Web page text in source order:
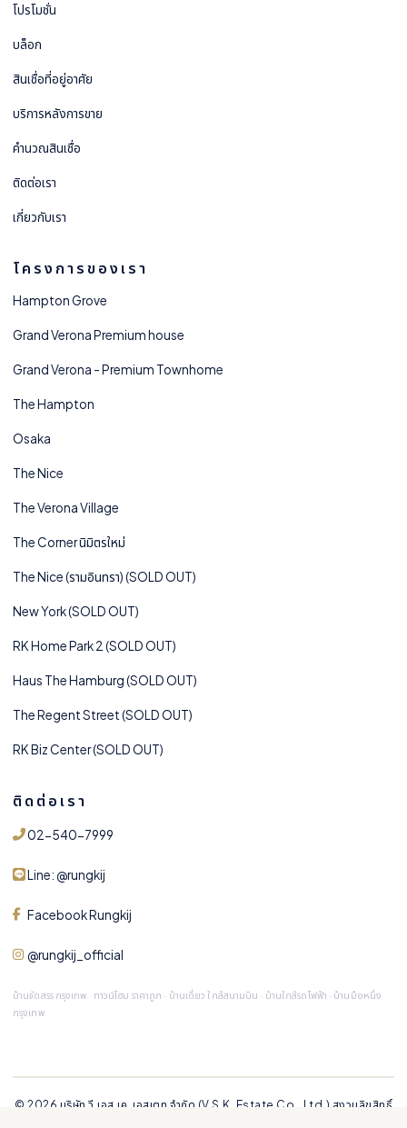
โปรโมชั่น
บล็อก
สินเชื่อที่อยู่อาศัย
บริการหลังการขาย
คำนวณสินเชื่อ
ติดต่อเรา
เกี่ยวกับเรา
โครงการของเรา
Hampton Grove
Grand Verona Premium house
Grand Verona - Premium Townhome
The Hampton
Osaka
The Nice
The Verona Village
The Corner นิมิตรใหม่
The Nice (รามอินทรา) (SOLD OUT)
New York (SOLD OUT)
RK Home Park 2 (SOLD OUT)
Haus The Hamburg (SOLD OUT)
The Regent Street (SOLD OUT)
RK Biz Center (SOLD OUT)
ติดต่อเรา
02-540-7999
Line: @rungkij
Facebook Rungkij
@rungkij_official
บ้านจัดสรร กรุงเทพ · ทาวน์โฮม ราคาถูก · บ้านเดี่ยว ใกล้สนามบิน · บ้านใกล้รถไฟฟ้า · บ้านมือหนึ่ง
กรุงเทพ
© 2026 บริษัท วี.เอส.เค. เอสเตท จำกัด (V.S.K. Estate Co., Ltd.) สงวนลิขสิทธิ์